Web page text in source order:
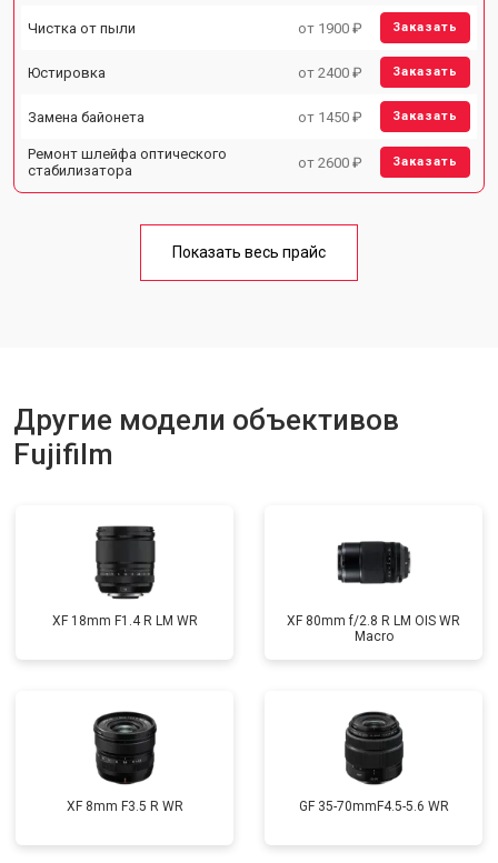
Чистка от пыли от 1900 ₽ Заказать
Юстировка от 2400 ₽ Заказать
Замена байонета от 1450 ₽ Заказать
Ремонт шлейфа оптического
стабилизатора
от 2600 ₽ Заказать
Показать весь прайс
Другие модели объективов
Fujifilm
XF 18mm F1.4 R LM WR
XF 80mm f/2.8 R LM OIS WR
Macro
XF 8mm F3.5 R WR GF 35-70mmF4.5-5.6 WR